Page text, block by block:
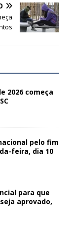
2026 começa
pelo fim
feira, dia 10
para que
aprovado,